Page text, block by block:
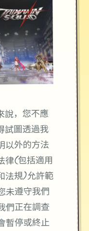
說，您不應
試圖透過我
以外的方法
律(包括適用
法規)允許範
未遵守我們
們正在調查
暫停或終止